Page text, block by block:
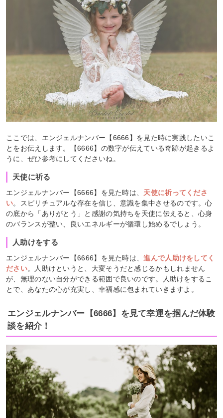
ここでは、エンジェルナンバー【6666】を見た時に実践したいこ
とをお伝えします。【6666】の数字が伝えている奇跡が起きるよ
うに、ぜひ参考にしてくださいね。
天使に祈る
エンジェルナンバー【6666】を見た時は、 天使に祈ってくださ
い。スピリチュアルな存在を信じ、意識を集中させるのです。心
の底から「ありがとう」と感謝の気持ちを天使に伝えると、心身
のバランスが整い、良いエネルギーが循環し始めるでしょう。
人助けをする
エンジェルナンバー【6666】を見た時は、進んで人助けをしてく
ださい。人助けというと、大変そうだと感じるかもしれません
が、無理のない自分ができる範囲で良いのです。人助けをするこ
とで、あなたの心が充実し、幸福感に包まれていきますよ。
エンジェルナンバー【6666】を見て幸運を掴んだ体験
談を紹介！